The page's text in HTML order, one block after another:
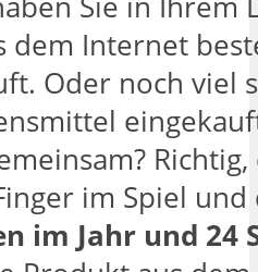
dem Internet
Oder noch viel
im Spiel und
im Jahr und 24